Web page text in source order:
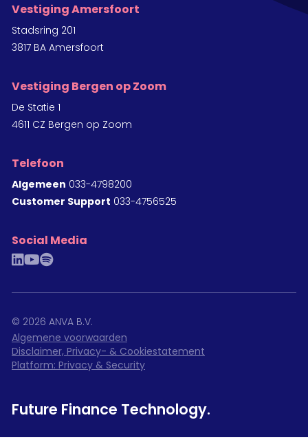
Vestiging Amersfoort
Stadsring 201
3817 BA Amersfoort
Vestiging Bergen op Zoom
De Statie 1
4611 CZ Bergen op Zoom
Telefoon
Algemeen 033-4798200
Customer Support 033-4756525
Social Media
linkedinyoutubespotify
© 2026 ANVA B.V.
Algemene voorwaarden
Disclaimer, Privacy- & Cookiestatement
Platform: Privacy & Security
Future Finance Technology.